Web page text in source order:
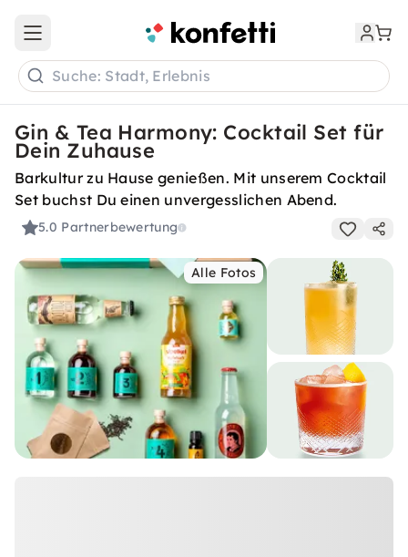
Open main menu
Suche: Stadt, Erlebnis
Gin & Tea Harmony: Cocktail Set für
Dein Zuhause
Barkultur zu Hause genießen. Mit unserem Cocktail
Set buchst Du einen unvergesslichen Abend.
5.0 Partnerbewertung
Alle Fotos